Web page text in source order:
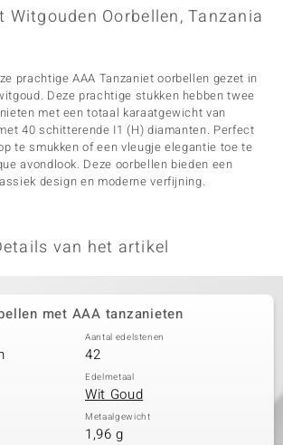
Witgouden Oorbellen, Tanzania
prachtige AAA Tanzaniet oorbellen gezet in
Deze prachtige stukken hebben twee
met een totaal karaatgewicht van
40 schitterende I1 (H) diamanten. Perfect
te smukken of een vleugje elegantie toe te
avondlook. Deze oorbellen bieden een
design en moderne verfijning.
van het artikel
met AAA tanzanieten
Aantal edelstenen
42
Edelmetaal
Wit Goud
Metaalgewicht
1,96 g